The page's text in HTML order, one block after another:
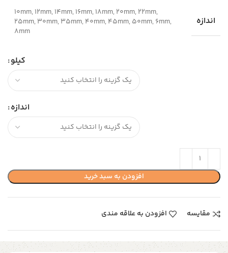
اندازه
۱۰mm, ۱۲mm, 14mm, 16mm, 18mm, 20mm, ۲۲mm,
25mm, 30mm, ۳۵mm, ۴۰mm, ۴۵mm, ۵۰mm, ۶mm,
۸mm
کیلو
اندازه
افزودن به سبد خرید
مقایسه افزودن به علاقه مندی